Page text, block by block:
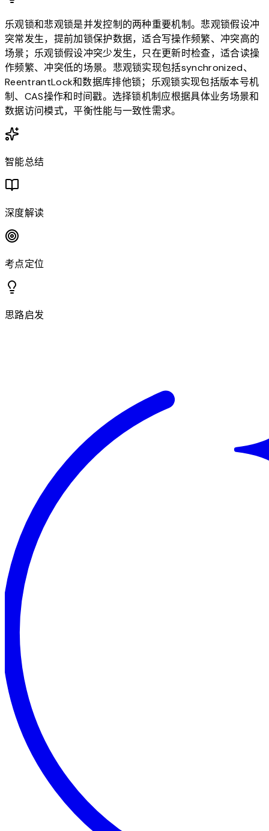
乐观锁和悲观锁是并发控制的两种重要机制。悲观锁假设冲
突常发生，提前加锁保护数据，适合写操作频繁、冲突高的
场景；乐观锁假设冲突少发生，只在更新时检查，适合读操
作频繁、冲突低的场景。悲观锁实现包括synchronized、
ReentrantLock和数据库排他锁；乐观锁实现包括版本号机
制、CAS操作和时间戳。选择锁机制应根据具体业务场景和
数据访问模式，平衡性能与一致性需求。
智能总结
深度解读
考点定位
思路启发